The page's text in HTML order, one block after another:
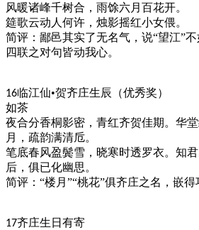
风暖诸峰千树合，雨馀六月百花开。
筵歌云动人何许，烛影摇红小女偎。
简评：鄙邑其实了无名气，说“望江”
四联之对句皆动我心。
16临江仙•贺齐庄生辰 （优秀奖）
如茶
夜合分香桐影密，青红齐贺佳期。华
月，疏韵满清卮。
笔底春风盈鬓雪，晓寒时透罗衣。知
后，俱已化幽思。
简评： “楼月”“桃花”俱齐庄之名，嵌得
17齐庄生日有寄